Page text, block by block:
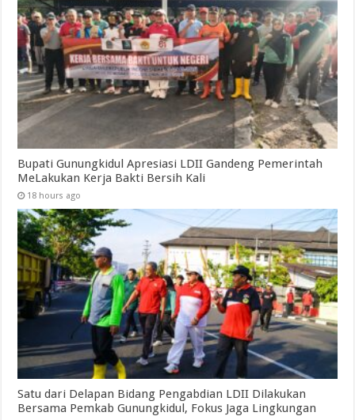
Bupati Gunungkidul Apresiasi LDII Gandeng Pemerintah
MeLakukan Kerja Bakti Bersih Kali ‎
18 hours ago
Satu dari Delapan Bidang Pengabdian LDII Dilakukan
Bersama Pemkab Gunungkidul, Fokus Jaga Lingkungan